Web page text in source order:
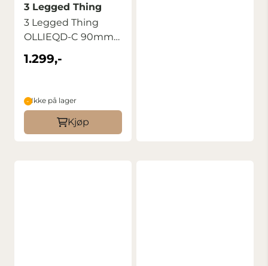
3 Legged Thing
3 Legged Thing
OLLIEQD-C 90mm
Arca L Bracket ...
1.299,-
Ikke på lager
Kjøp